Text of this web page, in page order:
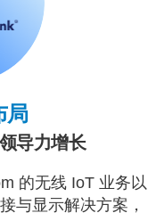
局
导力增长
的无线 IoT 业务以
与显示解决方案，